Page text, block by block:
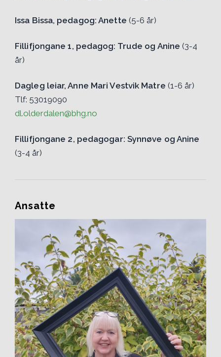
Issa Bissa, pedagog: Anette (5-6 år)
Fillifjongane 1, pedagog: Trude og Anine (3-4
år)
Dagleg leiar, Anne Mari Vestvik Matre (1-6 år)
Tlf: 53019090
dl.olderdalen@bhg.no
Fillifjongane 2, pedagogar: Synnøve og Anine
(3-4 år)
Ansatte